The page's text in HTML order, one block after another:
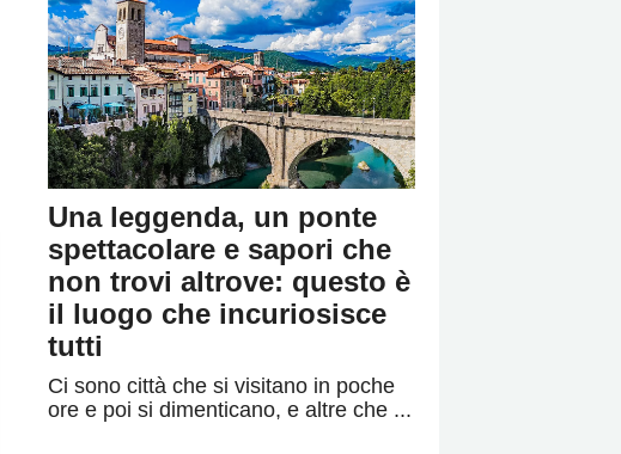
Una leggenda, un ponte
spettacolare e sapori che
non trovi altrove: questo è
il luogo che incuriosisce
tutti
Ci sono città che si visitano in poche
ore e poi si dimenticano, e altre che ...